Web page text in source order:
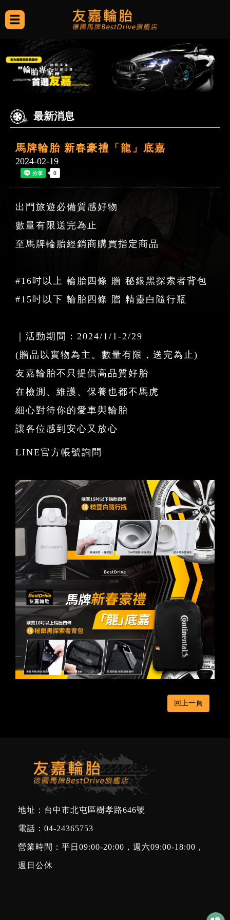
最新消息
馬牌輪胎 新春豪禮「龍」底嘉
2024-02-19
出門旅遊必備質感好物
數量有限送完為止
至馬牌輪胎經銷商購買指定商品
#16吋以上 輪胎四條 贈 秘銀黑探索者背包
#15吋以下 輪胎四條 贈 精靈白隨行瓶
｜活動期間：2024/1/1-2/29
(贈品以實物為主。數量有限，送完為止)
友嘉輪胎不只提供高品質好胎
在檢測、維護、保養也都不馬虎
細心對待你的愛車與輪胎
讓各位感到安心又放心
LINE官方帳號詢問
回上一頁
地址：台中市北屯區樹孝路646號
電話： 04-24365753
營業時間：平日09:00-20:00，週六09:00-18:00，
週日公休